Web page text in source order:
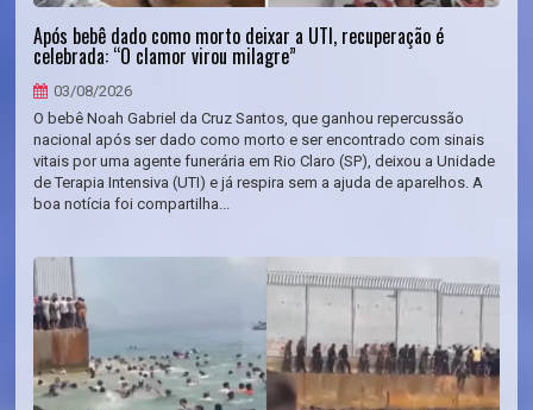
Após bebê dado como morto deixar a UTI, recuperação é
celebrada: “O clamor virou milagre”
03/08/2026
O bebê Noah Gabriel da Cruz Santos, que ganhou repercussão
nacional após ser dado como morto e ser encontrado com sinais
vitais por uma agente funerária em Rio Claro (SP), deixou a Unidade
de Terapia Intensiva (UTI) e já respira sem a ajuda de aparelhos. A
boa notícia foi compartilha...